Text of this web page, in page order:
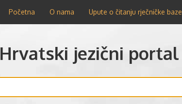
Početna O nama Upute o čitanju rječničke baze
Hrvatski jezični portal